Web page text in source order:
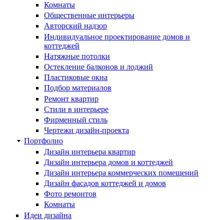
Комнаты
Общественные интерьеры
Авторский надзор
Индивидуальное проектирование домов и
коттеджей
Натяжные потолки
Остекление балконов и лоджий
Пластиковые окна
Подбор материалов
Ремонт квартир
Стили в интерьере
Фирменный стиль
Чертежи дизайн-проекта
Портфолио
Дизайн интерьера квартир
Дизайн интерьера домов и коттеджей
Дизайн интерьера коммерческих помещений
Дизайн фасадов коттеджей и домов
Фото ремонтов
Комнаты
Идеи дизайна